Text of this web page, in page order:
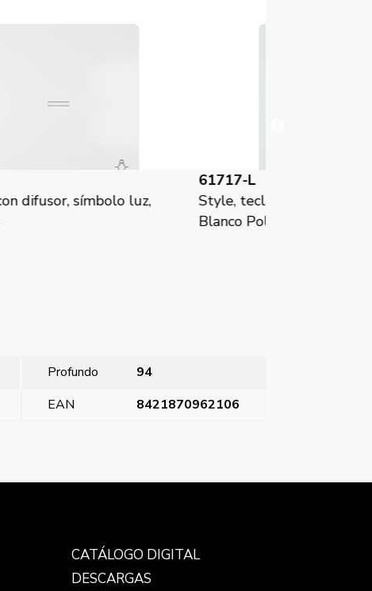
Style, tecla con difusor, símbolo luz,
Profundo
94
EAN 8421870962106
CATÁLOGO DIGITAL
DESCARGAS